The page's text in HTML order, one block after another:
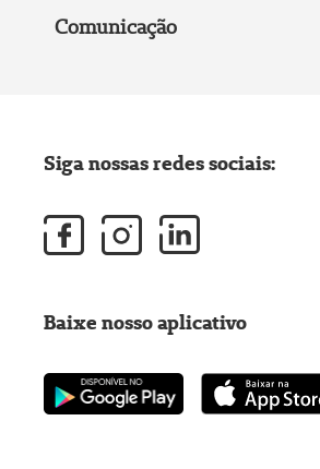
Comunicação
Siga nossas redes sociais:
Baixe nosso aplicativo